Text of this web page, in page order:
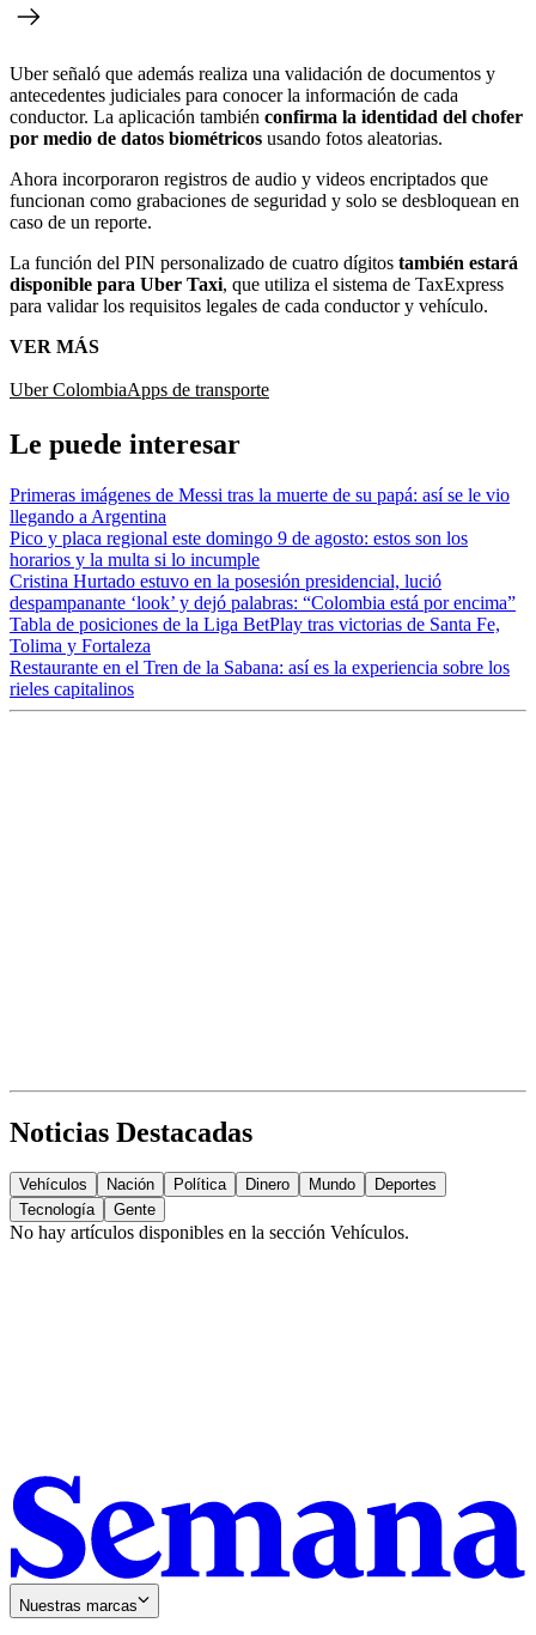
Uber señaló que además realiza una validación de documentos y
antecedentes judiciales para conocer la información de cada
conductor. La aplicación también confirma la identidad del chofer
por medio de datos biométricos usando fotos aleatorias.
Ahora incorporaron registros de audio y videos encriptados que
funcionan como grabaciones de seguridad y solo se desbloquean en
caso de un reporte.
La función del PIN personalizado de cuatro dígitos también estará
disponible para Uber Taxi, que utiliza el sistema de TaxExpress
para validar los requisitos legales de cada conductor y vehículo.
VER MÁS
Uber ColombiaApps de transporte
Le puede interesar
Primeras imágenes de Messi tras la muerte de su papá: así se le vio
llegando a Argentina
Pico y placa regional este domingo 9 de agosto: estos son los
horarios y la multa si lo incumple
Cristina Hurtado estuvo en la posesión presidencial, lució
despampanante ‘look’ y dejó palabras: “Colombia está por encima”
Tabla de posiciones de la Liga BetPlay tras victorias de Santa Fe,
Tolima y Fortaleza
Restaurante en el Tren de la Sabana: así es la experiencia sobre los
rieles capitalinos
Noticias Destacadas
Vehículos Nación Política Dinero Mundo
Deportes
Tecnología
Gente
No hay artículos disponibles en la sección Vehículos.
Nuestras marcas